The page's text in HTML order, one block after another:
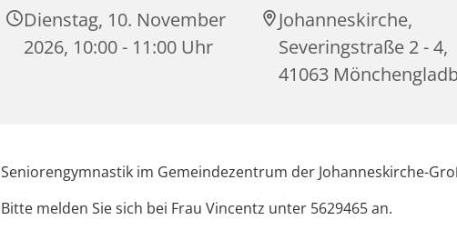
Dienstag, 10. November
2026, 10:00 - 11:00 Uhr
Johanneskirche,
Severingstraße 2 - 4,
41063
Seniorengymnastik im Gemeindezentrum der Johanneskirche-
Bitte melden Sie sich bei Frau Vincentz unter 5629465 an.